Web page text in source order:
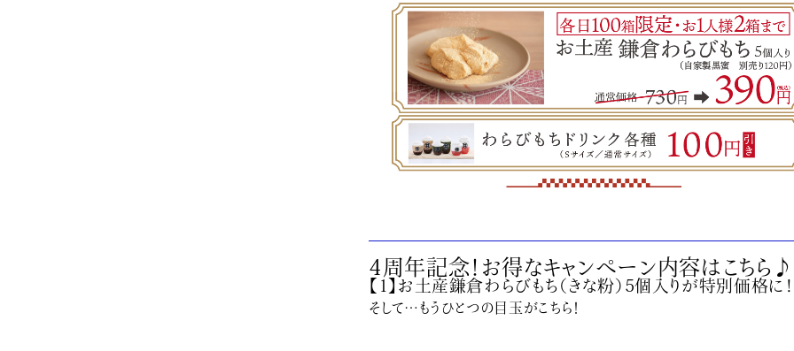
4周年記念！お得なキャンペーン内容はこちら♪
【1】 お土産鎌倉わらびもち（きな粉）5個入りが特別価格に！
そして…もうひとつの目玉がこちら！